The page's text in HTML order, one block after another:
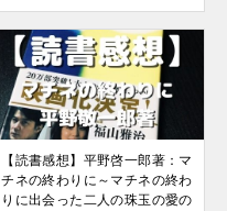
【読書感想】平野啓一郎著：マ
チネの終わりに～マチネの終わ
りに出会った二人の珠玉の愛の